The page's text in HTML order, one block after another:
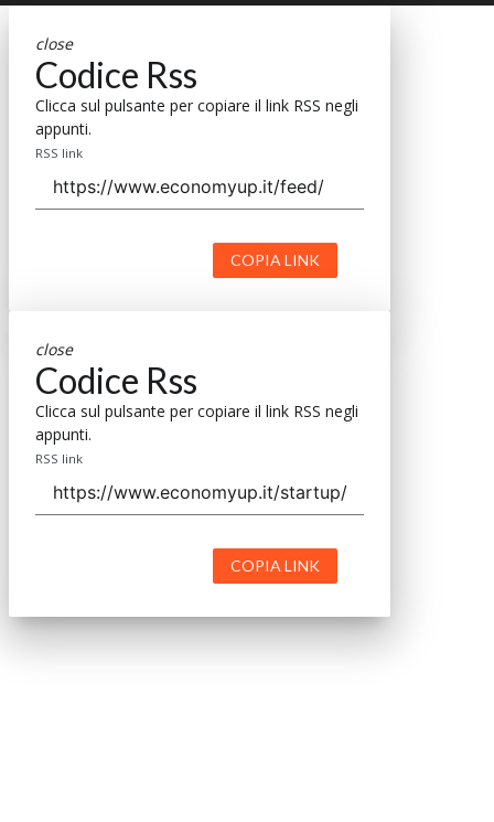
close
Codice Rss
Clicca sul pulsante per copiare il link RSS negli
appunti.
RSS link
COPIA LINK
close
Codice Rss
Clicca sul pulsante per copiare il link RSS negli
appunti.
RSS link
COPIA LINK